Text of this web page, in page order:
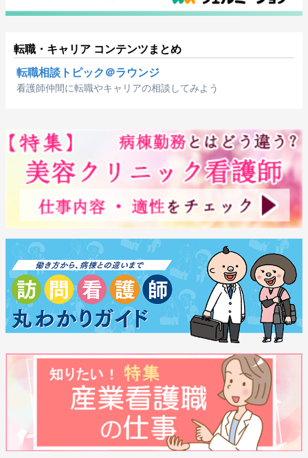
転職・キャリア コンテンツまとめ
転職相談トピック＠ラウンジ
看護師仲間に転職やキャリアの相談してみよう